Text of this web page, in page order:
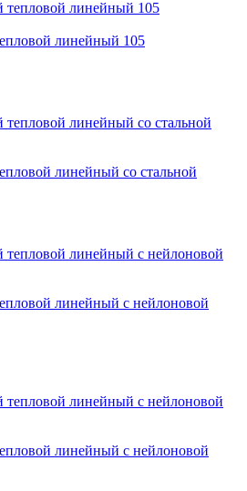
линейный 105
линейный со стальной
линейный с нейлоновой
линейный с нейлоновой